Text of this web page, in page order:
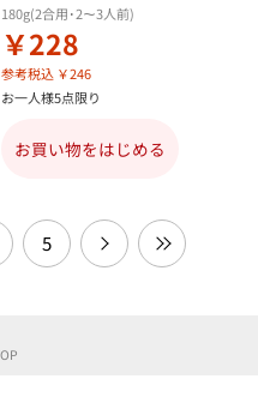
180g(2合用･2～3人前)
￥228
参考税込 ￥246
お一人様5点限り
お買い物をはじめる
5